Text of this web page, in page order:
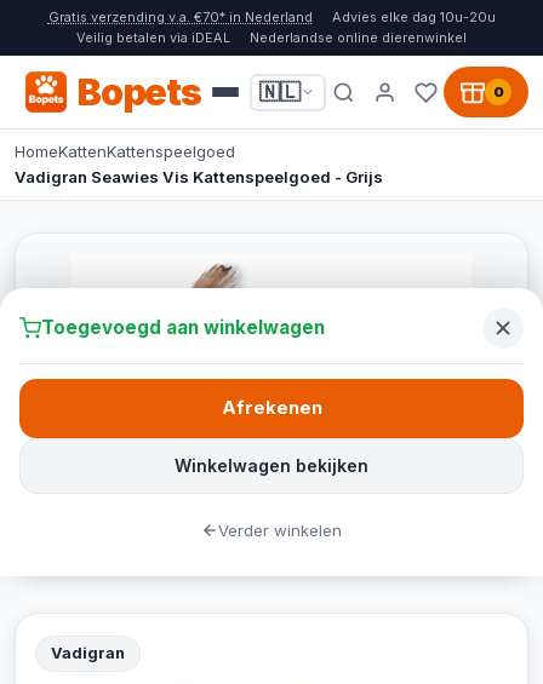
Gratis verzending v.a. €70* in Nederland
Advies elke dag 10u-20u
Veilig betalen via iDEAL
Nederlandse online dierenwinkel
Bopets 🇳🇱 0
HomeKattenKattenspeelgoed
Vadigran Seawies Vis Kattenspeelgoed - Grijs
Vadigran
Toegevoegd aan winkelwagen
Winkelwagen bekijken
Afrekenen
Verder winkelen